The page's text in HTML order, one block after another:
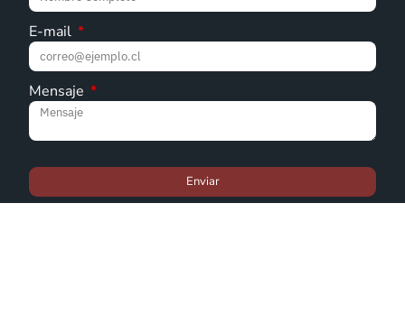
E-mail
Mensaje
Enviar